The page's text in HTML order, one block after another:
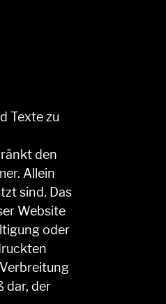
Texte zu
den
Allein
sind. Das
Website
oder
dar, der